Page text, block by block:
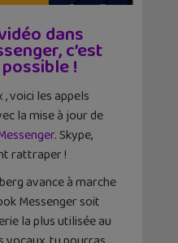
dans
c’est
!
voici les appels
la mise à jour de
. Skype,
rattraper !
avance à marche
Messenger soit
la plus utilisée au